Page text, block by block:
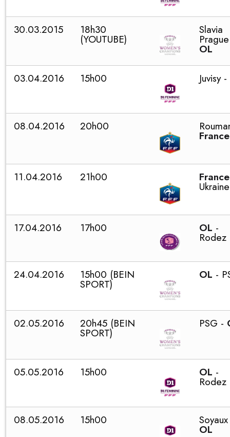
30.03.2015 18h30
(YOUTUBE)
Slavia
OL
03.04.2016 15h00 Juvisy -
08.04.2016 20h00
France
11.04.2016 21h00 France
Ukraine
17.04.2016 17h00 OL -
Rodez
24.04.2016 15h00 (BEIN
SPORT)
OL -
02.05.2016 20h45 (BEIN
SPORT)
PSG -
05.05.2016 15h00 OL -
Rodez
08.05.2016 15h00
OL